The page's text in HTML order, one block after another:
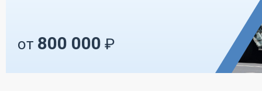
от 800 000 ₽